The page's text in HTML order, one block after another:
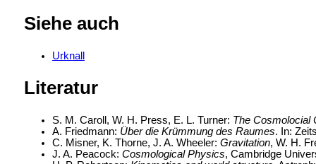
Siehe auch
Urknall
Literatur
S. M. Caroll, W. H. Press, E. L. Turner: The Cosmolocial
A. Friedmann: Über die Krümmung des Raumes. In:
C. Misner, K. Thorne, J. A. Wheeler: Gravitation, W. H.
J. A. Peacock: Cosmological Physics, Cambridge